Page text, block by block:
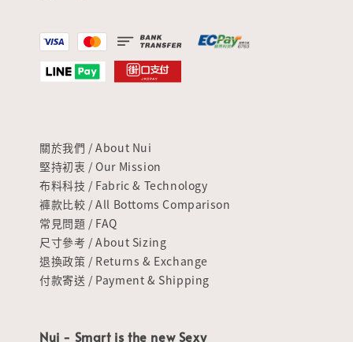
關於我們 / About Nui
堅持初衷 / Our Mission
布料科技 / Fabric & Technology
褲款比較 / All Bottoms Comparison
常見問題 / FAQ
尺寸參考 / About Sizing
退換政策 / Returns & Exchange
付款寄送 / Payment & Shipping
Nui - Smart is the new Sexy